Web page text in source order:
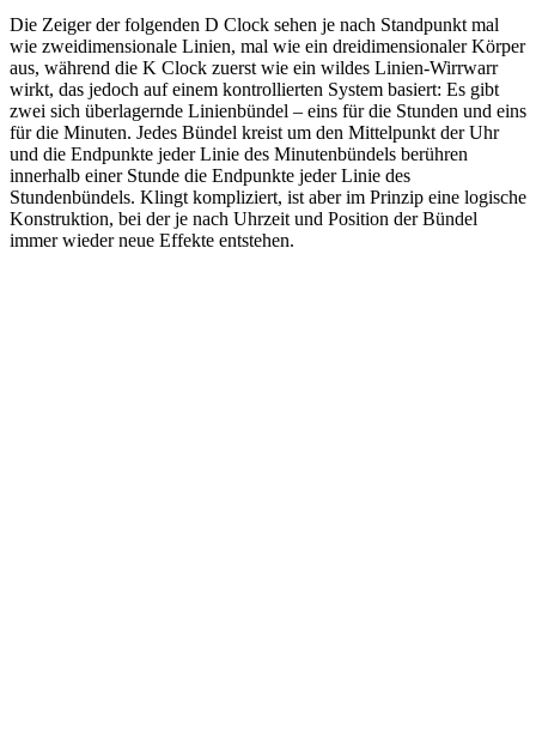
Die Zeiger der folgenden D Clock sehen je nach Standpunkt mal
wie zweidimensionale Linien, mal wie ein dreidimensionaler Körper
aus, während die K Clock zuerst wie ein wildes Linien-Wirrwarr
wirkt, das jedoch auf einem kontrollierten System basiert: Es gibt
zwei sich überlagernde Linienbündel – eins für die Stunden und eins
für die Minuten. Jedes Bündel kreist um den Mittelpunkt der Uhr
und die Endpunkte jeder Linie des Minutenbündels berühren
innerhalb einer Stunde die Endpunkte jeder Linie des
Stundenbündels. Klingt kompliziert, ist aber im Prinzip eine logische
Konstruktion, bei der je nach Uhrzeit und Position der Bündel
immer wieder neue Effekte entstehen.